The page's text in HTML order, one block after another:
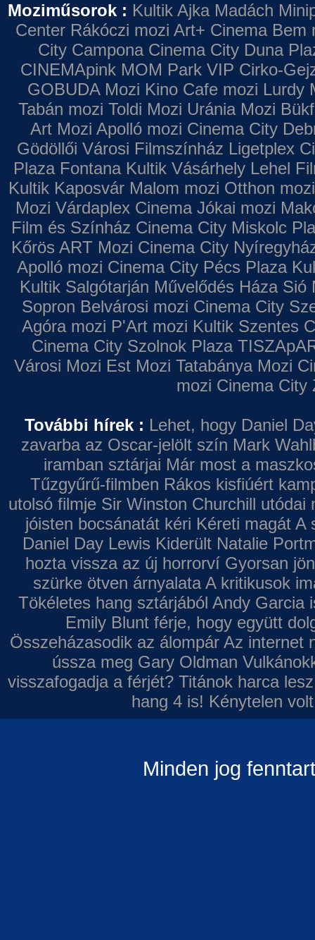
Moziműsorok : Kultik Ajka Madách
Center Rákóczi mozi Art+ Cinema Bem
City Campona Cinema City Duna
CINEMApink MOM Park VIP Cirko-
GOBUDA Mozi Kino Cafe mozi Lurdy
Tabán mozi Toldi Mozi Uránia Mozi
Art Mozi Apolló mozi Cinema City
Gödöllői Városi Filmszínház Ligetplex
Plaza Fontana Kultik Vásárhely Lehel
Kultik Kaposvár Malom mozi Otthon mozi
Mozi Várdaplex Cinema Jókai mozi
Film és Színház Cinema City Miskolc
Kőrös ART Mozi Cinema City
Apolló mozi Cinema City Pécs Plaza
Kultik Salgótarján Művelődés Háza Sió
Sopron Belvárosi mozi Cinema City
Agóra mozi P'Art mozi Kultik Szentes
Cinema City Szolnok Plaza
Városi Mozi Est Mozi Tatabánya Mozi
mozi Cinema City
További hírek : Lehet, hogy Daniel
zavarba az Oscar-jelölt szín Mark
iramban sztárjai Már most a
Tűzgyűrű-filmben Rákos kisfiúért
utolsó filmje Sir Winston Churchill utódai
jóisten bocsánatát kéri Kéreti magát A
Daniel Day Lewis Kiderült Natalie
hozta vissza az új horrorví Gyorsan
szürke ötven árnyalata A kritikusok
Tökéletes hang sztárjából Andy Garcia
Emily Blunt férje, hogy együtt
Összeházasodik az álompár Az internet
ússza meg Gary Oldman
visszafogadja a férjét? Titánok harca
hang 4 is! Kénytelen
Minden jog